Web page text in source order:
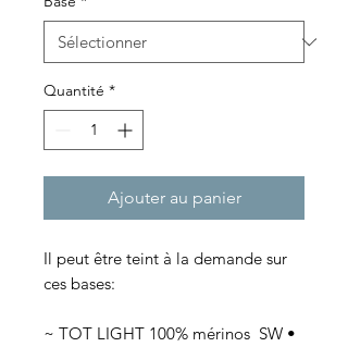
Quantité *
Ajouter au panier
Il peut être teint à la demande sur
ces bases:
~ TOT LIGHT 100% mérinos SW •